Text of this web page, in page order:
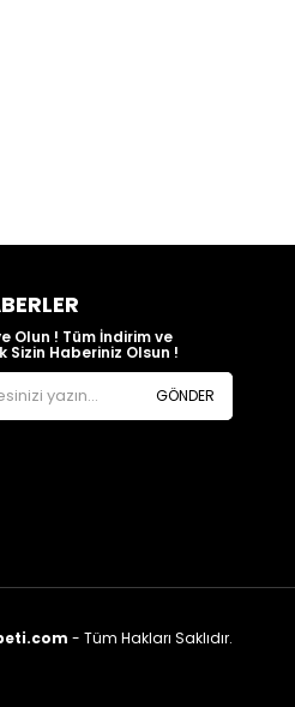
Olun ! Tüm İndirim ve
Sizin Haberiniz Olsun !
GÖNDER
- Tüm Hakları Saklıdır.